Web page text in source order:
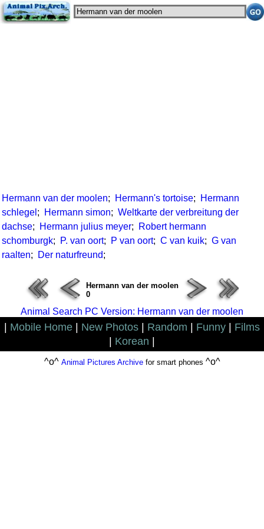
Hermann van der moolen; Hermann's tortoise;
Hermann
schlegel ; Hermann simon; Weltkarte der verbreitung der
dachse; Hermann julius meyer;
Robert hermann
schomburgk; P. van oort; P van oort; C van kuik; G van
raalten; Der naturfreund;
Hermann van der moolen
0
Animal Search PC Version: Hermann van der moolen
Mobile Home New Photos Random Funny
Films
Korean
^o^ Animal Pictures Archivefor smart phones ^o^